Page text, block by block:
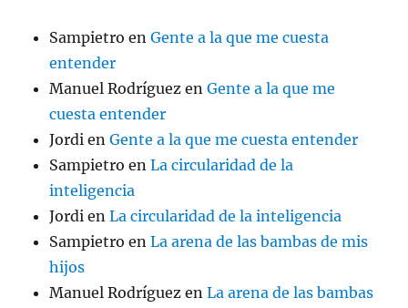
Sampietro enGente a la que me cuesta
entender
Manuel Rodríguez enGente a la que me
cuesta entender
Jordi enGente a la que me cuesta entender
Sampietro enLa circularidad de la
inteligencia
Jordi enLa circularidad de la inteligencia
Sampietro enLa arena de las bambas de mis
hijos
Manuel Rodríguez enLa arena de las bambas